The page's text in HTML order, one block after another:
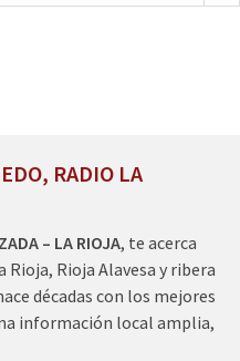
RADIO LA
– LA RIOJA, te acerca
Rioja, Rioja Alavesa y ribera
décadas con los mejores
información local amplia,